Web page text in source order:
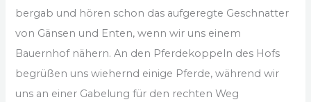
bergab und hören schon das aufgeregte Geschnatter
von Gänsen und Enten, wenn wir uns einem
Bauernhof nähern. An den Pferdekoppeln des Hofs
begrüßen uns wiehernd einige Pferde, während wir
uns an einer Gabelung für den rechten Weg